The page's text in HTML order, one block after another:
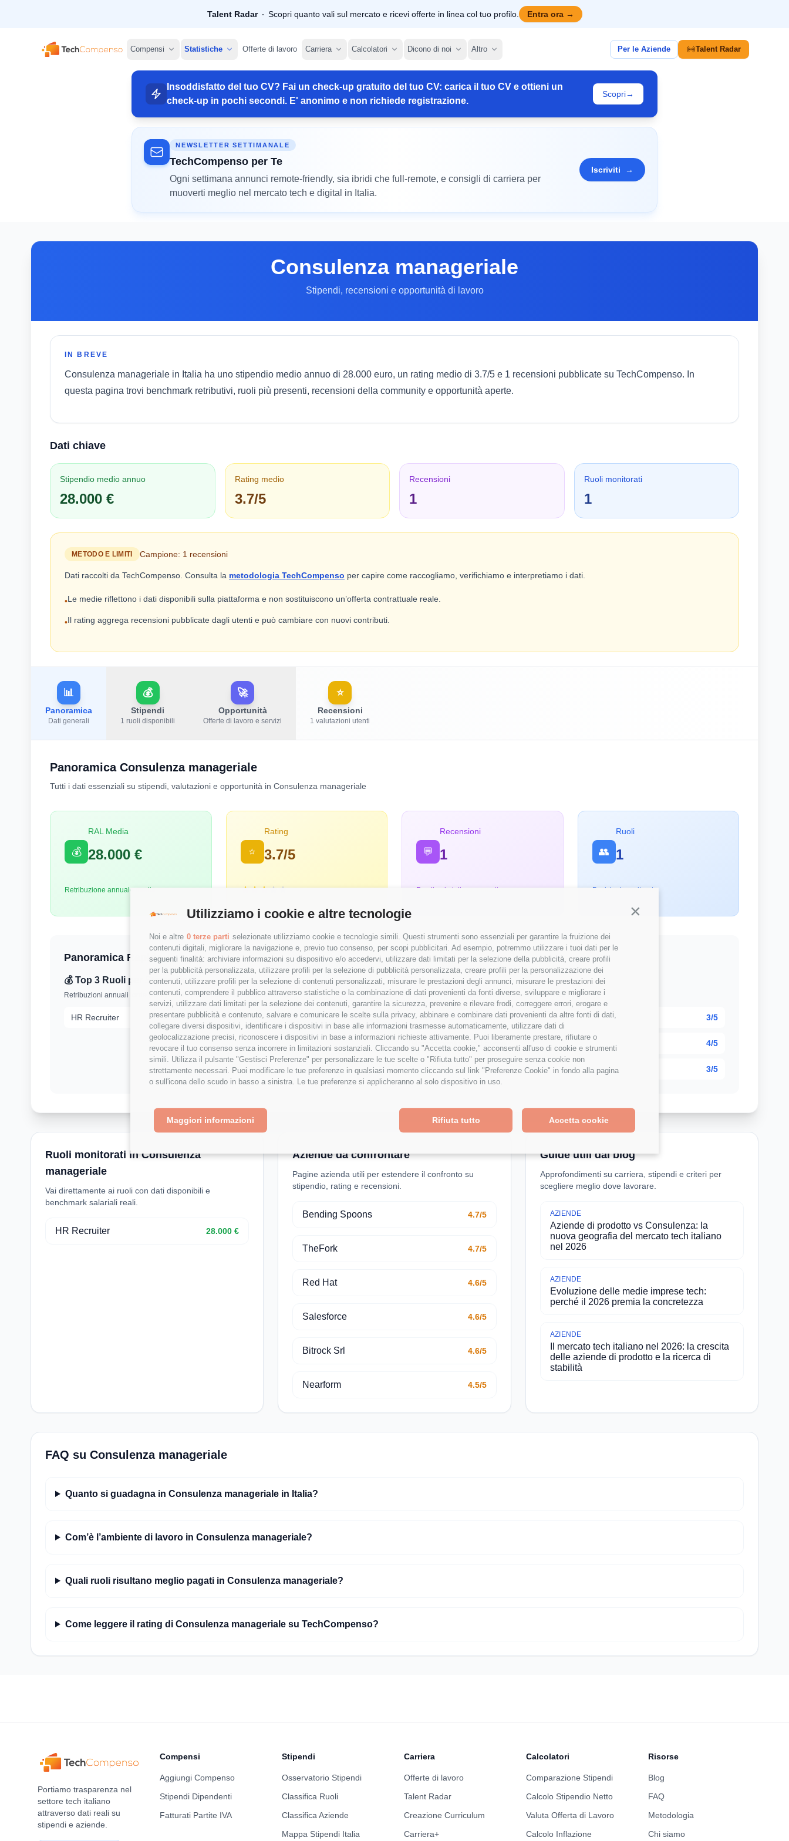
Continua senza accettare
Utilizziamo i cookie e altre tecnologie
Noi e altre 0 terze parti selezionate utilizziamo cookie e tecnologie simili. Questi strumenti sono essenziali per garantire la fruizione dei
contenuti digitali, migliorare la navigazione e, previo tuo consenso, per scopi pubblicitari. Ad esempio, potremmo utilizzare i tuoi dati per le
seguenti finalità: archiviare informazioni su dispositivo e/o accedervi, utilizzare dati limitati per la selezione della pubblicità, creare profili
per la pubblicità personalizzata, utilizzare profili per la selezione di pubblicità personalizzata, creare profili per la personalizzazione dei
contenuti, utilizzare profili per la selezione di contenuti personalizzati, misurare le prestazioni degli annunci, misurare le prestazioni dei
contenuti, comprendere il pubblico attraverso statistiche o la combinazione di dati provenienti da fonti diverse, sviluppare e migliorare i
servizi, utilizzare dati limitati per la selezione dei contenuti, garantire la sicurezza, prevenire e rilevare frodi, correggere errori, erogare e
presentare pubblicità e contenuto, salvare e comunicare le scelte sulla privacy, abbinare e combinare dati provenienti da altre fonti di dati,
collegare diversi dispositivi, identificare i dispositivi in base alle informazioni trasmesse automaticamente, utilizzare dati di
geolocalizzazione precisi, riconoscere i dispositivi in base a informazioni richieste attivamente. Puoi liberamente prestare, rifiutare o
revocare il tuo consenso senza incorrere in limitazioni sostanziali. Cliccando su "Accetta cookie," acconsenti all'uso di cookie e strumenti
simili. Utilizza il pulsante "Gestisci Preferenze" per personalizzare le tue scelte o "Rifiuta tutto" per proseguire senza cookie non
strettamente necessari. Puoi modificare le tue preferenze in qualsiasi momento cliccando sul link "Preferenze Cookie" in fondo alla pagina
o sull'icona dello scudo in basso a sinistra. Le tue preferenze si applicheranno al solo dispositivo in uso.
Accetta cookie
Rifiuta tutto
Maggiori informazioni
Talent Radar Scopri quanto vali sul mercato e ricevi offerte in linea col tuo profilo. Entra ora →
TechCompenso
Compensi Statistiche Offerte di lavoro Carriera Calcolatori Dicono di noi Altro Per le Aziende Talent Radar
Insoddisfatto del tuo CV? Fai un check-up gratuito del tuo CV: carica il tuo CV e ottieni un
check-up in pochi secondi. E' anonimo e non richiede registrazione.
Scopri→
NEWSLETTER SETTIMANALE
TechCompenso per Te
Ogni settimana annunci remote-friendly, sia ibridi che full-remote, e consigli di carriera per
muoverti meglio nel mercato tech e digital in Italia.
Iscriviti →
Consulenza manageriale
Stipendi, recensioni e opportunità di lavoro
IN BREVE
Consulenza manageriale in Italia ha uno stipendio medio annuo di 28.000 euro, un rating medio di 3.7/5 e 1 recensioni pubblicate su TechCompenso. In
questa pagina trovi benchmark retributivi, ruoli più presenti, recensioni della community e opportunità aperte.
Dati chiave
Stipendio medio annuo
28.000 €
Rating medio
3.7/5
Recensioni
1
Ruoli monitorati
1
METODO E LIMITI Campione: 1 recensioni
Dati raccolti da TechCompenso. Consulta la metodologia TechCompenso per capire come raccogliamo, verifichiamo e interpretiamo i dati.
•Le medie riflettono i dati disponibili sulla piattaforma e non sostituiscono un’offerta contrattuale reale.
•Il rating aggrega recensioni pubblicate dagli utenti e può cambiare con nuovi contributi.
📊
Panoramica
Dati generali
💰
Stipendi
1 ruoli disponibili
🚀
Opportunità
Offerte di lavoro e servizi
⭐
Recensioni
1 valutazioni utenti
Panoramica Consulenza manageriale
Tutti i dati essenziali su stipendi, valutazioni e opportunità in Consulenza manageriale
💰
RAL Media
28.000 €
Retribuzione annuale media
⭐
Rating
3.7/5 💬
Recensioni
1
Feedback dalla community
👥
Ruoli
1
Posizioni monitorate
Panoramica Rapida
💰 Top 3 Ruoli per Stipendio
Retribuzioni annuali lorde (RAL) medie per le posizioni più remunerate
HR Recruiter 28.000 €
⭐ Valutazioni
Punteggi medi basati sulle recensioni della community
Modernità Stack Tecnologico 3/5
Bilanciamento Vita-Lavoro 4/5
Crescita Professionale 3/5
Ruoli monitorati in Consulenza
manageriale
Vai direttamente ai ruoli con dati disponibili e
benchmark salariali reali.
HR Recruiter 28.000 €
Aziende da confrontare
Pagine azienda utili per estendere il confronto su
stipendio, rating e recensioni.
Bending Spoons 4.7/5
TheFork 4.7/5
Red Hat 4.6/5
Salesforce 4.6/5
Bitrock Srl 4.6/5
Nearform 4.5/5
Guide utili dal blog
Approfondimenti su carriera, stipendi e criteri per
scegliere meglio dove lavorare.
AZIENDE
Aziende di prodotto vs Consulenza: la
nuova geografia del mercato tech italiano
nel 2026
AZIENDE
Evoluzione delle medie imprese tech:
perché il 2026 premia la concretezza
AZIENDE
Il mercato tech italiano nel 2026: la crescita
delle aziende di prodotto e la ricerca di
stabilità
FAQ su Consulenza manageriale
Quanto si guadagna in Consulenza manageriale in Italia?
Com’è l’ambiente di lavoro in Consulenza manageriale?
Quali ruoli risultano meglio pagati in Consulenza manageriale?
Come leggere il rating di Consulenza manageriale su TechCompenso?
Portiamo trasparenza nel
settore tech italiano
attraverso dati reali su
stipendi e aziende.
Compensi
Aggiungi Compenso
Stipendi Dipendenti
Fatturati Partite IVA
Stipendi
Osservatorio Stipendi
Classifica Ruoli
Classifica Aziende
Mappa Stipendi Italia
Carriera
Offerte di lavoro
Talent Radar
Creazione Curriculum
Carriera+
Calcolatori
Comparazione Stipendi
Calcolo Stipendio Netto
Valuta Offerta di Lavoro
Calcolo Inflazione
Risorse
Blog
FAQ
Metodologia
Chi siamo